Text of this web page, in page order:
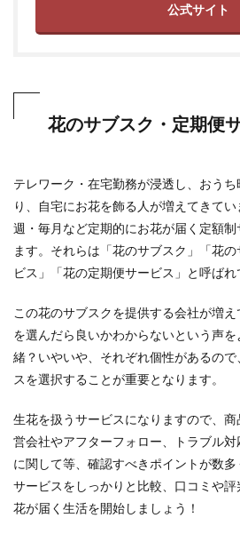
公式サイト
花のサブスク・定期便
テレワーク・在宅勤務が浸透し、おう
り、自宅にお花を飾る人が増えてきて
週・毎月など定期的にお花が届く定額
ます。それらは「花のサブスク」「花
ビス」「花の定期便サービス」と呼ばれ
この花のサブスクを提供する会社が増
を選んだら良いかわからないという声
緒？いやいや、それぞれ個性があるの
スを選択することが重要となります。
生花を扱うサービスになりますので、
営会社やアフターフォロー、トラブル
に関して等、確認すべきポイントが数
サービスをしっかりと比較、口コミや
花が届く生活を開始しましょう！